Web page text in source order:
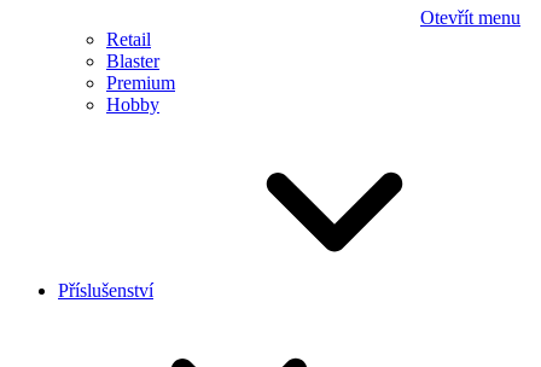
Otevřít menu
Retail
Blaster
Premium
Hobby
Příslušenství